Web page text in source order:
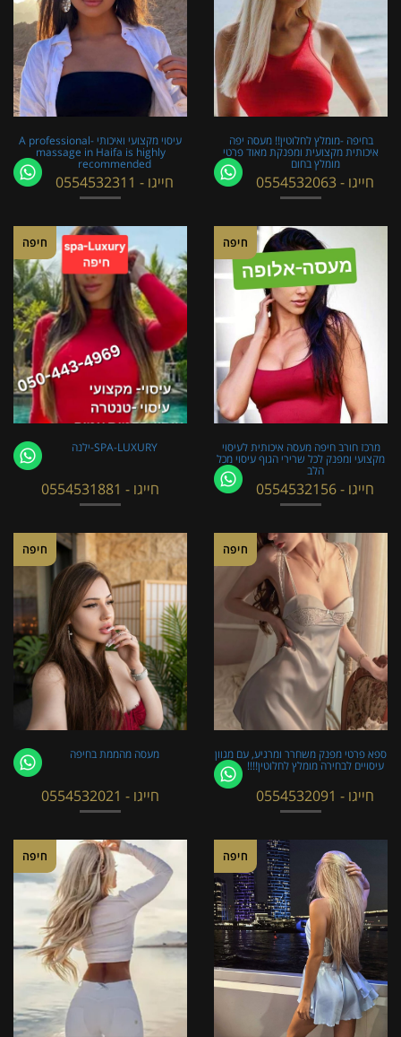
עיסוי מקצועי ואיכותי -A professional
massage in Haifa is highly
recommended
חייגו - 0554532311
בחיפה -מומלץ לחלוטין!! מעסה יפה
איכותית מקצועית ומפנקת מאוד פרטי
מומלץ בחום
חייגו - 0554532063
חיפה
SPA-LUXURY-ילנה
חייגו - 0554531881
חיפה
מרכז חורב חיפה מעסה איכותית לעיסוי
מקצועי ומפנק לכל שרירי הגוף עיסוי מכל
הלב
חייגו - 0554532156
חיפה
מעסה מהממת בחיפה
חייגו - 0554532021
חיפה
ספא פרטי מפנק משחרר ומרגיע, עם מגוון
עיסויים לבחירה מומלץ לחלוטין!!!!
חייגו - 0554532091
חיפה חיפה